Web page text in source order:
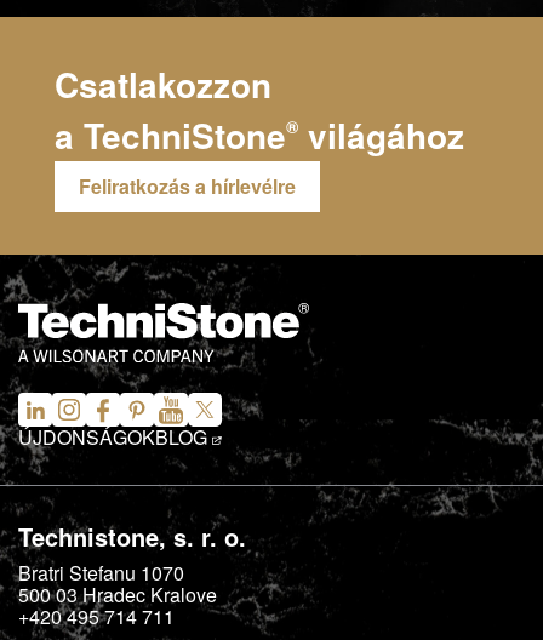
Csatlakozzon
a TechniStone® világához
Feliratkozás a hírlevélre
ÚJDONSÁGOKBLOG
Technistone, s. r. o.
Bratri Stefanu 1070
500 03Hradec Kralove
+420 495 714 711